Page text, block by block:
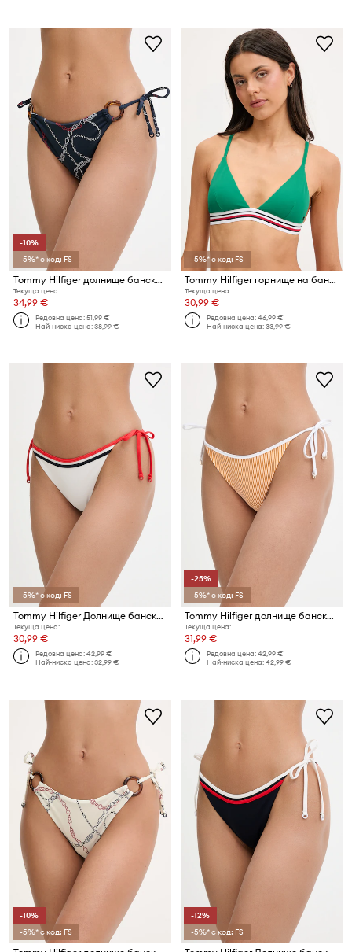
-10%
-5%* с код: FS
Tommy Hilfiger долнище бански дамски
Текуща цена:
34,99 €
Редовна цена:51,99 €
Най-ниска цена:38,99 €
-5%* с код: FS
Tommy Hilfiger горнище на бански дамски
Текуща цена:
30,99 €
Редовна цена:46,99 €
Най-ниска цена:33,99 €
-5%* с код: FS
Tommy Hilfiger Долнище бански дамско
Текуща цена:
30,99 €
Редовна цена:42,99 €
Най-ниска цена:32,99 €
-25%
-5%* с код: FS
Tommy Hilfiger долнище бански дамско SUMMER
Текуща цена:
31,99 €
Редовна цена:42,99 €
Най-ниска цена:42,99 €
-10%
-5%* с код: FS
-12%
-5%* с код: FS